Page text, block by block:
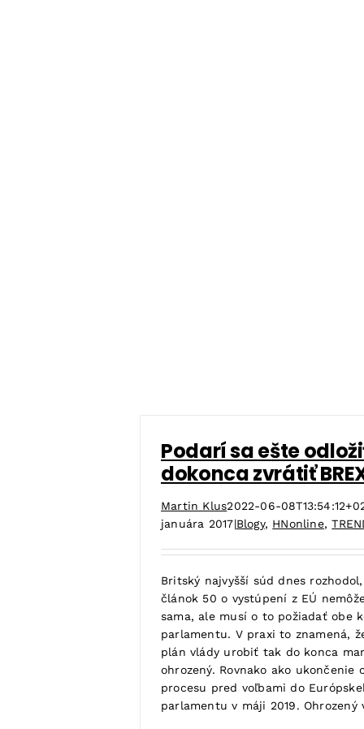
Podarí sa ešte
dokonca zvrátiť
Martin Klus2022-06-
januára 2017|Blogy, HNonline,
Britský najvyšší súd dnes
článok 50 o vystúpení z EÚ
sama, ale musí o to požiadať obe
parlamentu. V praxi to znamená,
plán vlády urobiť tak do konca
ohrozený. Rovnako ako ukončenie
procesu pred voľbami do
parlamentu v máji 2019. Ohrozený